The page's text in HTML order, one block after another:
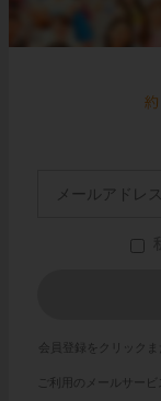
会員登録をクリック
ご利用のメールサー